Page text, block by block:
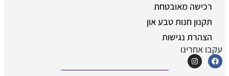
רכישה מאובטחת
תקנון חנות טבע און
הצהרת נגישות
עקבו אחרינו